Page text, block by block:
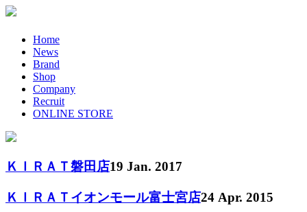
Home
News
Brand
Shop
Company
Recruit
ONLINE STORE
ＫＩＲＡＴ磐田店19 Jan. 2017
ＫＩＲＡＴイオンモール富士宮店24 Apr. 2015